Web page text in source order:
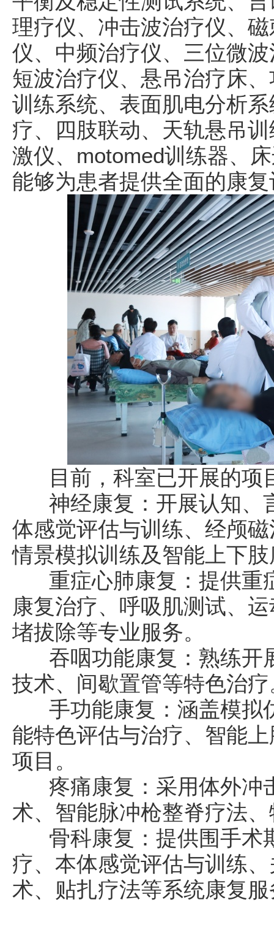
理疗仪、冲击波治疗仪、
仪、中频治疗仪、三位微
短波治疗仪、悬吊治疗床
训练系统、表面肌电分析
疗、四肢联动、天轨悬吊
激仪、motomed训练器、
能够为患者提供全面的康
目前，科室已开展的项
神经康复：开展认知、
体感觉评估与训练、经颅
情景模拟训练及智能上下
重症心肺康复：提供重
康复治疗、呼吸肌测试、
堵拔除等专业服务。
吞咽功能康复：熟练开
技术、间歇置管等特色治疗
手功能康复：涵盖模拟
能特色评估与治疗、智能
项目。
疼痛康复：采用体外冲
术、智能脉冲枪整脊疗法
骨科康复：提供围手术
疗、本体感觉评估与训练
术、贴扎疗法等系统康复